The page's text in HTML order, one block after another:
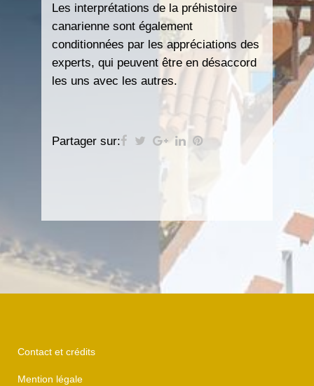
Les interprétations de la préhistoire
canarienne sont également
conditionnées par les appréciations des
experts, qui peuvent être en désaccord
les uns avec les autres.
Partager sur:
Contact et crédits
Mention légale